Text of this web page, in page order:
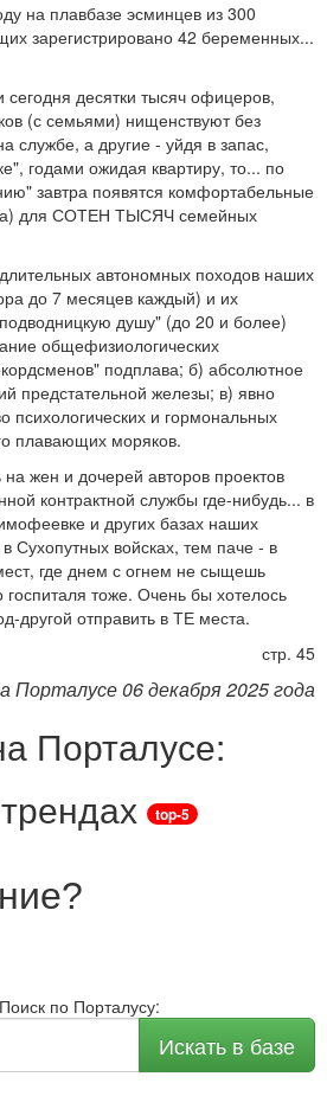
на плавбазе эсминцев из 300
зарегистрировано 42 беременных...
сегодня десятки тысяч офицеров,
(с семьями) нищенствуют без
службе, а другие - уйдя в запас,
годами ожидая квартиру, то... по
завтра появятся комфортабельные
для СОТЕН ТЫСЯЧ семейных
автономных походов наших
до 7 месяцев каждый) и их
душу" (до 20 и более)
общефизиологических
подплава; б) абсолютное
предстательной железы; в) явно
психологических и гормональных
плавающих моряков.
жен и дочерей авторов проектов
контрактной службы где-нибудь... в
и других базах наших
Сухопутных войсках, тем паче - в
где днем с огнем не сыщешь
тоже. Очень бы хотелось
другой отправить в ТЕ места.
стр. 45
Порталусе 06 декабря 2025 года
Порталусе:
top-5
?
по Порталусу:
Искать в базе